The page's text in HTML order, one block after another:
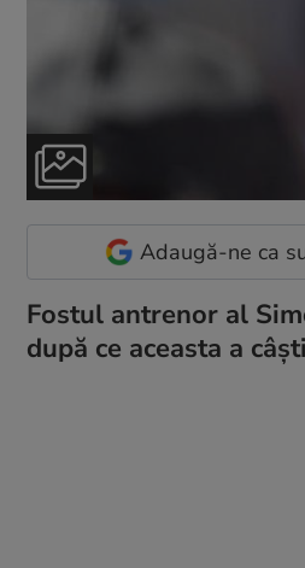
Adaugă-ne ca
Fostul antrenor al
după ce aceasta a